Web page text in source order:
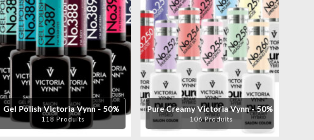
Gel Polish Victoria Vynn - 50%
118 Produits
Pure Creamy Victoria Vynn - 50%
106 Produits